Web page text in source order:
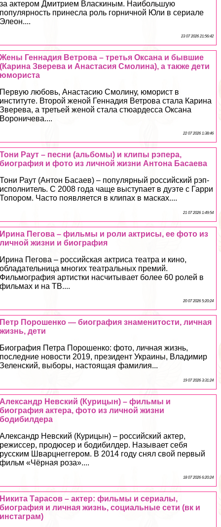
за актером Дмитрием Власкиным. Наибольшую
популярность принесла роль горничной Юли в сериале
Элеон....
23 07 2026 21:56:42
Жены Геннадия Ветрова – третья Оксана и бывшие
(Карина Зверева и Анастасия Смолина), а также дети
юмориста
Первую любовь, Анастасию Смолину, юморист в
институте. Второй женой Геннадия Ветрова стала Карина
Зверева, а третьей женой стала стюардесса Оксана
Вороничева....
22 07 2026 1:38:46
Тони Раут – песни (альбомы) и клипы рэпера,
биография и фото из личной жизни Антона Басаева
Тони Раут (Антон Басаев) – популярный российский рэп-
исполнитель. С 2008 года чаще выступает в дуэте с Гарри
Топором. Часто появляется в клипах в масках....
21 07 2026 1:49:54
Ирина Пегова – фильмы и роли актрисы, ее фото из
личной жизни и биография
Ирина Пегова – российская актриса театра и кино,
обладательница многих театральных премий.
Фильмография артистки насчитывает более 60 ролей в
фильмах и на ТВ....
20 07 2026 5:20:24
Петр Порошенко — биография знаменитости, личная
жизнь, дети
Биография Петра Порошенко: фото, личная жизнь,
последние новости 2019, президент Украины, Владимир
Зеленский, выборы, настоящая фамилия...
19 07 2026 3:31:24
Александр Невский (Курицын) – фильмы и
биография актера, фото из личной жизни
бодибилдера
Александр Невский (Курицын) – российский актер,
режиссер, продюсер и бодибилдер. Называет себя
русским Шварцнеггером. В 2014 году снял свой первый
фильм «Чёрная роза»....
18 07 2026 6:20:24
Никита Тарасов – актер: фильмы и сериалы,
биография и личная жизнь, социальные сети (вк и
инстаграм)